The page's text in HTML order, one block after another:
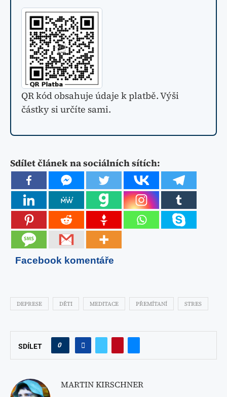
QR kód obsahuje údaje k platbě. Výši
částky si určíte sami.
Sdílet článek na sociálních sítích:
Facebook komentáře
DEPRESE DĚTI MEDITACE PŘEMÍTANÍ STRES
SDÍLET 0
MARTIN KIRSCHNER